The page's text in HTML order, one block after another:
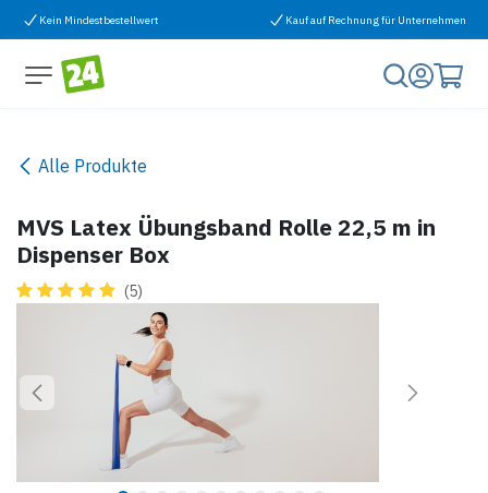
Zum Inhalt springen
Kein Mindestbestellwert Kauf auf Rechnung für Unternehmen
Alle Produkte
MVS Latex Übungsband Rolle 22,5 m in
Dispenser Box
(5)